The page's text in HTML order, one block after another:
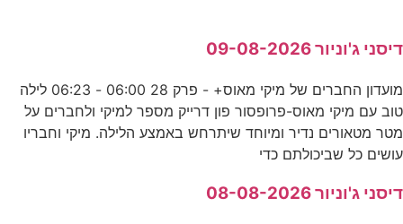
דיסני ג'וניור 09-08-2026
מועדון החברים של מיקי מאוס+ - פרק 28 06:00 - 06:23 לילה
טוב עם מיקי מאוס-פרופסור פון דרייק מספר למיקי ולחברים על
מטר מטאורים נדיר ומיוחד שיתרחש באמצע הלילה. מיקי וחבריו
עושים כל שביכולתם כדי
דיסני ג'וניור 08-08-2026